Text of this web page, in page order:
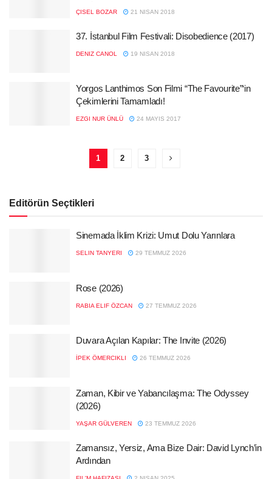
ÇISEL BOZAR 21 NISAN 2018
37. İstanbul Film Festivali: Disobedience (2017)
DENIZ CANOL 19 NISAN 2018
Yorgos Lanthimos Son Filmi “The Favourite”‘in
Çekimlerini Tamamladı!
EZGI NUR ÜNLÜ 24 MAYIS 2017
1 2 3
Editörün Seçtikleri
Sinemada İklim Krizi: Umut Dolu Yarınlara
SELIN TANYERI 29 TEMMUZ 2026
Rose (2026)
RABIA ELIF ÖZCAN 27 TEMMUZ 2026
Duvara Açılan Kapılar: The Invite (2026)
İPEK ÖMERCIKLI 26 TEMMUZ 2026
Zaman, Kibir ve Yabancılaşma: The Odyssey
(2026)
YAŞAR GÜLVEREN 23 TEMMUZ 2026
Zamansız, Yersiz, Ama Bize Dair: David Lynch’in
Ardından